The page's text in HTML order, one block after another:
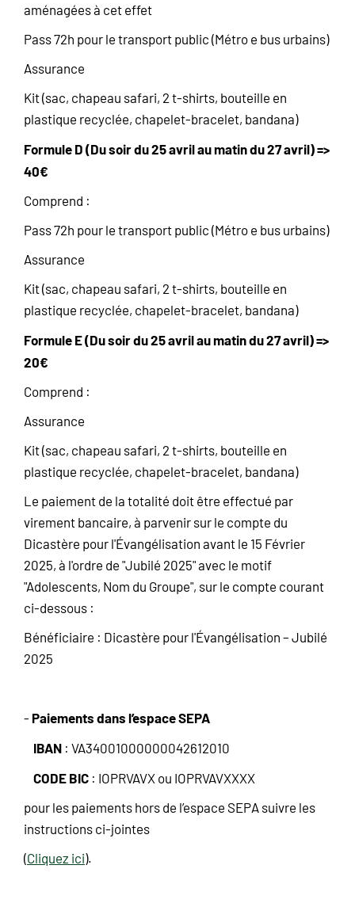
aménagées à cet effet
Pass 72h pour le transport public (Métro e bus urbains)
Assurance
Kit (sac, chapeau safari, 2 t-shirts, bouteille en
plastique recyclée, chapelet-bracelet, bandana)
Formule D (Du soir du 25 avril au matin du 27 avril) =>
40€
Comprend :
Pass 72h pour le transport public (Métro e bus urbains)
Assurance
Kit (sac, chapeau safari, 2 t-shirts, bouteille en
plastique recyclée, chapelet-bracelet, bandana)
Formule E (Du soir du 25 avril au matin du 27 avril) =>
20€
Comprend :
Assurance
Kit (sac, chapeau safari, 2 t-shirts, bouteille en
plastique recyclée, chapelet-bracelet, bandana)
Le paiement de la totalité doit être effectué par
virement bancaire, à parvenir sur le compte du
Dicastère pour l'Évangélisation avant le 15 Février
2025, à l'ordre de "Jubilé 2025" avec le motif
"Adolescents, Nom du Groupe", sur le compte courant
ci-dessous :
Bénéficiaire : Dicastère pour l'Évangélisation – Jubilé
2025
- Paiements dans l’espace SEPA
IBAN : VA34001000000042612010
CODE BIC : IOPRVAVX ou IOPRVAVXXXX
pour les paiements hors de l’espace SEPA suivre les
instructions ci-jointes
(Cliquez ici).